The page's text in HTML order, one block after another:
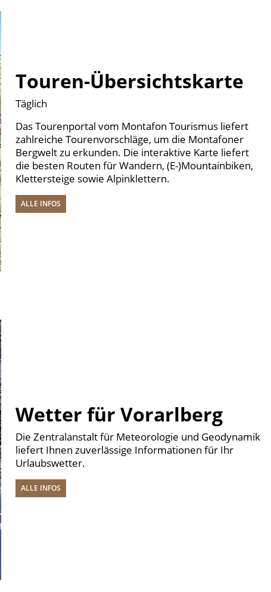
Touren-Übersichtskarte
Täglich
Das Tourenportal vom Montafon Tourismus liefert
zahlreiche Tourenvorschläge, um die Montafoner
Bergwelt zu erkunden. Die interaktive Karte liefert
die besten Routen für Wandern, (E-)Mountainbiken,
Klettersteige sowie Alpinklettern.
ALLE INFOS
Wetter für Vorarlberg
Die Zentralanstalt für Meteorologie und Geodynamik
liefert Ihnen zuverlässige Informationen für Ihr
Urlaubswetter.
ALLE INFOS